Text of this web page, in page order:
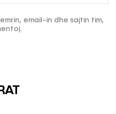
email-in dhe sajtin tim,